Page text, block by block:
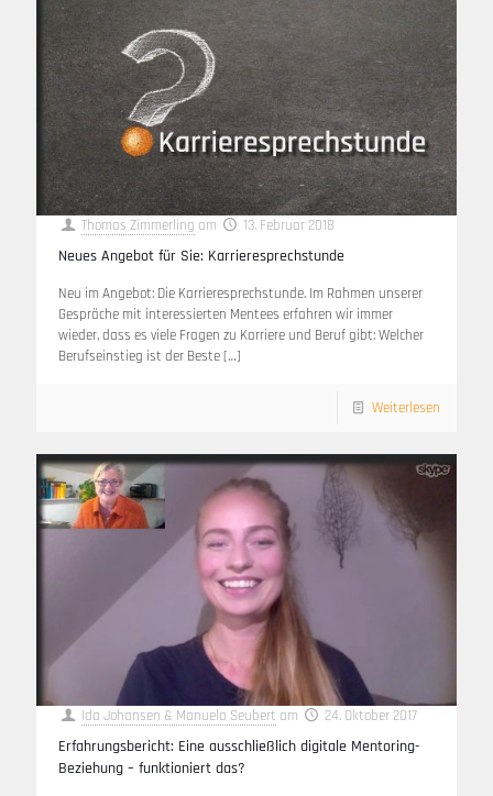
Thomas Zimmerling am 13. Februar 2018
Neues Angebot für Sie: Karrieresprechstunde
Neu im Angebot: Die Karrieresprechstunde. Im Rahmen unserer
Gespräche mit interessierten Mentees erfahren wir immer
wieder, dass es viele Fragen zu Karriere und Beruf gibt: Welcher
Berufseinstieg ist der Beste[…]
Weiterlesen
Ida Johansen & Manuela Seubert am 24. Oktober 2017
Erfahrungsbericht: Eine ausschließlich digitale Mentoring-
Beziehung – funktioniert das?